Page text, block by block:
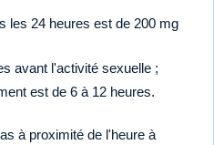
les 24 heures est de 200 mg
avant l'activité sexuelle ;
est de 6 à 12 heures.
à proximité de l'heure à